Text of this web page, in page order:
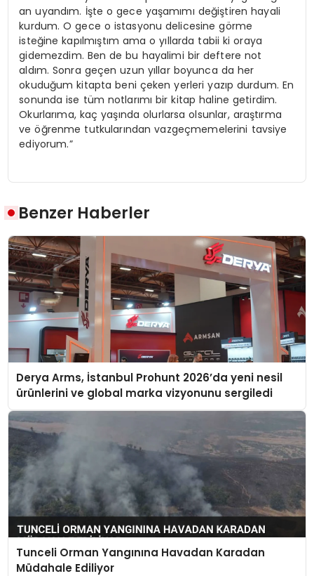
an uyandım. İşte o gece yaşamımı değiştiren hayali
kurdum. O gece o istasyonu delicesine görme
isteğine kapılmıştım ama o yıllarda tabii ki oraya
gidemezdim. Ben de bu hayalimi bir deftere not
aldım. Sonra geçen uzun yıllar boyunca da her
okuduğum kitapta beni çeken yerleri yazıp durdum. En
sonunda ise tüm notlarımı bir kitap haline getirdim.
Okurlarıma, kaç yaşında olurlarsa olsunlar, araştırma
ve öğrenme tutkularından vazgeçmemelerini tavsiye
ediyorum.”
Benzer Haberler
Derya Arms, İstanbul Prohunt 2026’da yeni nesil
ürünlerini ve global marka vizyonunu sergiledi
Tunceli Orman Yangınına Havadan Karadan
Müdahale Ediliyor